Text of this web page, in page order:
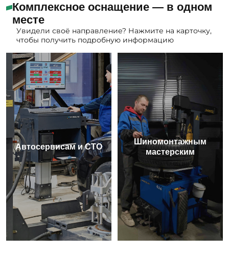
Комплексное оснащение — в одном
месте
Увидели своё направление? Нажмите на карточку,
чтобы получить подробную информацию
Автосервисам и СТО
Шиномонтажным
мастерским